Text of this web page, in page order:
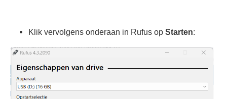
Klik vervolgens onderaan in Rufus op Starten: